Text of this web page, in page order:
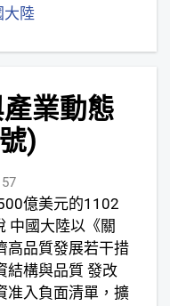
大陸
業動態
)
57
億美元的1102
中國大陸以《關
高品質發展若干措
結構與品質 發改
准入負面清單，擴